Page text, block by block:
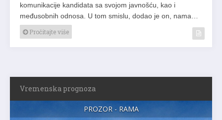
komunikacije kandidata sa svojom javnošću, kao i
međusobnih odnosa. U tom smislu, dodao je on, nama…
Pročitajte više
Vremenska prognoza
PROZOR - RAMA